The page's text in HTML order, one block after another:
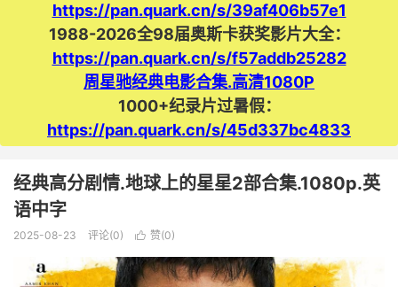
https://pan.quark.cn/s/39af406b57e1
1988-2026全98届奥斯卡获奖影片大全：
https://pan.quark.cn/s/f57addb25282
周星驰经典电影合集.高清1080P
1000+纪录片过暑假：
https://pan.quark.cn/s/45d337bc4833
经典高分剧情.地球上的星星2部合集.1080p.英
语中字
2025-08-23 评论(0)  赞(0)